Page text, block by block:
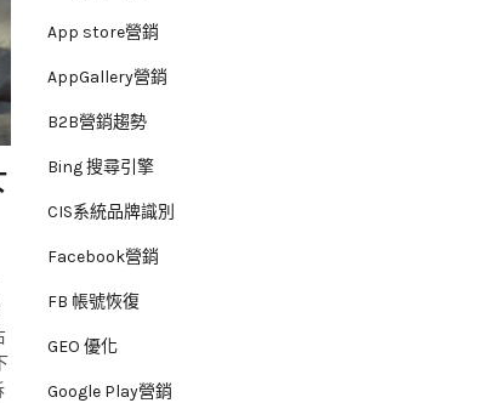
App store營銷
AppGallery營銷
B2B營銷趨勢
Bing 搜尋引擎
CIS系統品牌識別
Facebook營銷
FB 帳號恢復
GEO 優化
Google Play營銷